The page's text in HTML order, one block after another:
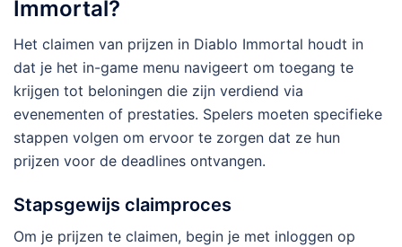
Immortal?
Het claimen van prijzen in Diablo Immortal houdt in
dat je het in-game menu navigeert om toegang te
krijgen tot beloningen die zijn verdiend via
evenementen of prestaties. Spelers moeten specifieke
stappen volgen om ervoor te zorgen dat ze hun
prijzen voor de deadlines ontvangen.
Stapsgewijs claimproces
Om je prijzen te claimen, begin je met inloggen op